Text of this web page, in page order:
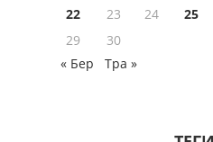
22
23 24 25
29
30
« Бер
Тра »